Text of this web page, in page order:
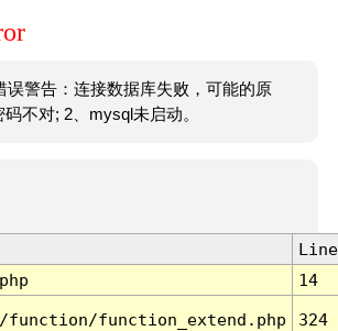
误警告：连接数据库失败，可能的原
不对; 2、mysql未启动。
Line
14
function/function_extend.php 324